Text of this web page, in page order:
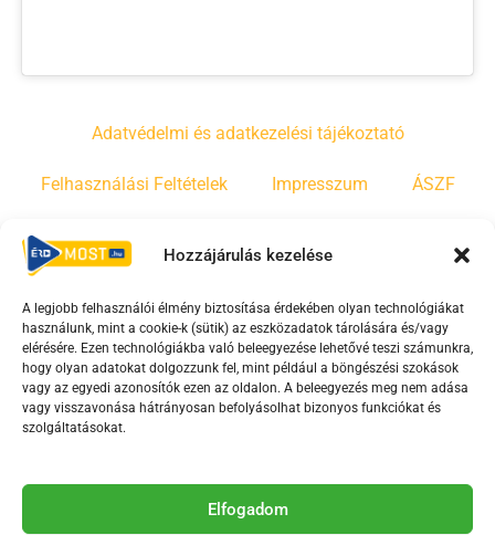
Hozzájárulás kezelése
A legjobb felhasználói élmény biztosítása érdekében olyan technológiákat
használunk, mint a cookie-k (sütik) az eszközadatok tárolására és/vagy
elérésére. Ezen technológiákba való beleegyezése lehetővé teszi számunkra,
hogy olyan adatokat dolgozzunk fel, mint például a böngészési szokások
vagy az egyedi azonosítók ezen az oldalon. A beleegyezés meg nem adása
vagy visszavonása hátrányosan befolyásolhat bizonyos funkciókat és
szolgáltatásokat.
Elfogadom
Adatvédelmi és adatkezelési tájékoztató
Felhasználási Feltételek Impresszum ÁSZF
Irányelvek
F
a
c
e
b
o
Y
o
u
t
u
e
T
i
k
t
Az Érd Média médiaszolgáltatási tevékenységét a
Médiatanács a Magyar Média Mecenatúra program